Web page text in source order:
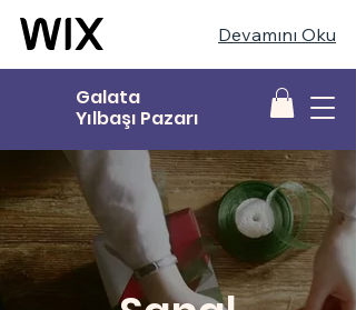
Devamını Oku